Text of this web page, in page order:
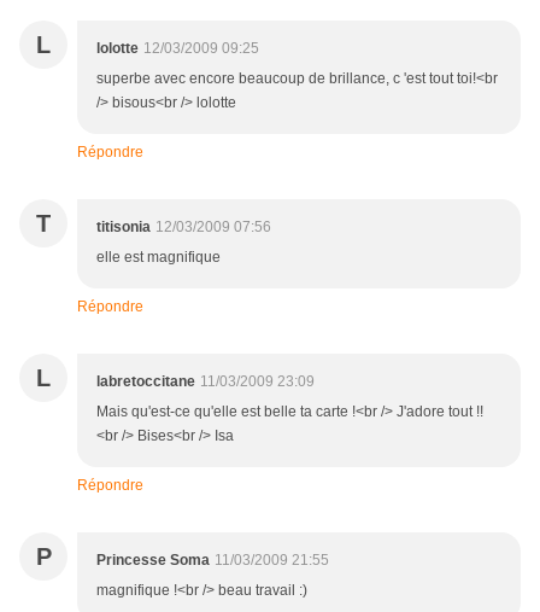
L lolotte 12/03/2009 09:25
superbe avec encore beaucoup de brillance, c 'est tout toi!<br
/> bisous<br /> lolotte
Répondre
T titisonia 12/03/2009 07:56
elle est magnifique
Répondre
L labretoccitane 11/03/2009 23:09
Mais qu'est-ce qu'elle est belle ta carte !<br /> J'adore tout !!
<br /> Bises<br /> Isa
Répondre
P Princesse Soma 11/03/2009 21:55
magnifique !<br /> beau travail :)